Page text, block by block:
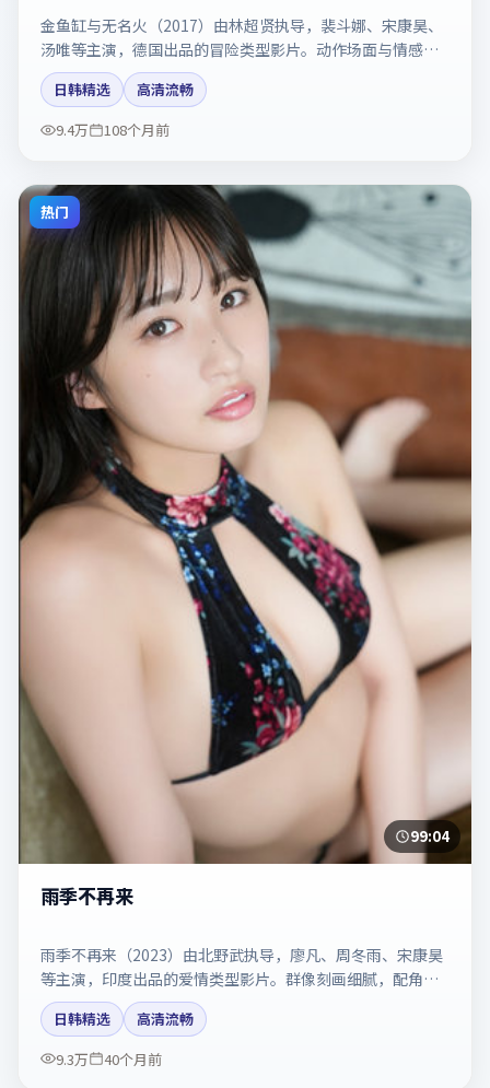
金鱼缸与无名火（2017）由林超贤执导，裴斗娜、宋康昊、
汤唯等主演，德国出品的冒险类型影片。动作场面与情感戏
比例拿捏得当。剧情简介与主创信息可供检索参考，上映日
期以片方资料为准。
日韩精选
高清流畅
9.4万
108个月前
热门
99:04
雨季不再来
雨季不再来（2023）由北野武执导，廖凡、周冬雨、宋康昊
等主演，印度出品的爱情类型影片。群像刻画细腻，配角同
样出彩。剧情简介与主创信息可供检索参考，上映日期以片
方资料为准。
日韩精选
高清流畅
9.3万
40个月前